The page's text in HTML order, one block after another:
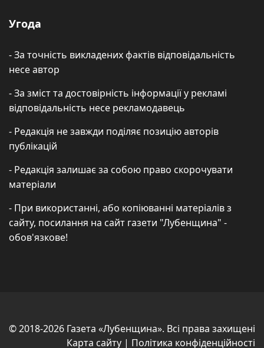
Угода
- За точність викладених фактів відповідальність
несе автор
- За зміст та достовірність інформації у рекламі
відповідальність несе рекламодавець
- Редакція не завжди поділяє позицію авторів
публікацій
- Редакція залишає за собою право скорочувати
матеріали
- При використанні, або копіюванні матеріалів з
сайту, посилання на сайт газети "Лубенщина" -
обов'язкове!
© 2018-2026 Газета «Лубенщина». Всі права захищені
Карта сайту | Політика конфіденційності